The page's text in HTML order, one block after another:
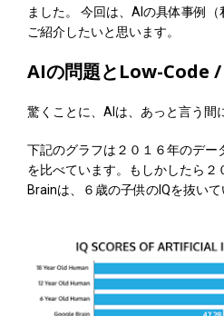
ました。 今回は、AIの具体事例
ご紹介したいと思います。
AIの問題とLow-Code
驚くことに、AIは、あっと言う間
下記のグラフは２０１６年のデー
を比べています。もしかしたら２
Brainは、６歳の子供のIQを抜い